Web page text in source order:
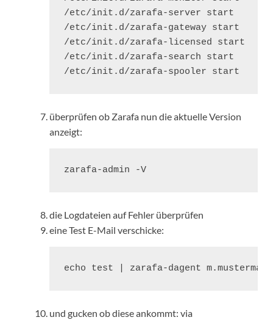
/etc/init.d/zarafa-server start
/etc/init.d/zarafa-gateway start
/etc/init.d/zarafa-licensed start
/etc/init.d/zarafa-search start
/etc/init.d/zarafa-spooler start
überprüfen ob Zarafa nun die aktuelle Version
anzeigt:
zarafa-admin -V
die Logdateien auf Fehler überprüfen
eine Test E-Mail verschicke:
echo test | zarafa-dagent m.mustermann
und gucken ob diese ankommt: via